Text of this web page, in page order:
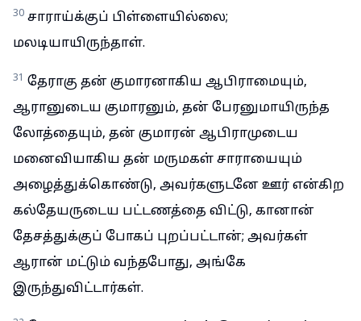
30 சாராய்க்குப் பிள்ளையில்லை;
மலடியாயிருந்தாள்.
31 தேராகு தன் குமாரனாகிய ஆபிராமையும்,
ஆரானுடைய குமாரனும், தன் பேரனுமாயிருந்த
லோத்தையும், தன் குமாரன் ஆபிராமுடைய
மனைவியாகிய தன் மருமகள் சாராயையும்
அழைத்துக்கொண்டு, அவர்களுடனே ஊர் என்கிற
கல்தேயருடைய பட்டணத்தை விட்டு, கானான்
தேசத்துக்குப் போகப் புறப்பட்டான்; அவர்கள்
ஆரான் மட்டும் வந்தபோது, அங்கே
இருந்துவிட்டார்கள்.